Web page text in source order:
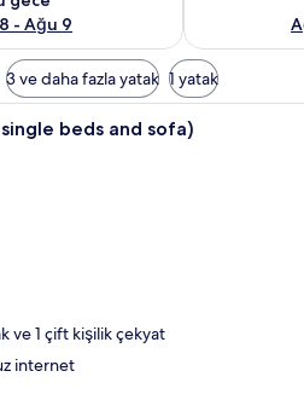
- Ağu 9
3 ve daha fazla yatak 1 yatak
Superior Oda (2 single beds
beds and sofa)
ve 1 çift kişilik çekyat
internet